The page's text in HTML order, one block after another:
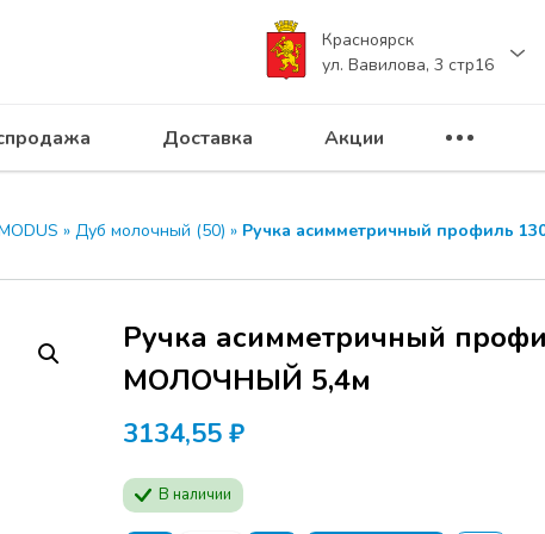
Красноярск
ул. Вавилова, 3 стр16
Доставка Акции
» Дуб молочный (50) » Ручка асимметричный профиль
Ручка асимметричный
МОЛОЧНЫЙ 5,4м
3134,55 ₽
В наличии